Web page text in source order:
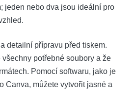
jeden nebo dva jsou ideální pro
detailní přípravu před tiskem.
potřebné soubory a že
Pomocí softwaru, jako je
Canva, můžete vytvořit jasné a